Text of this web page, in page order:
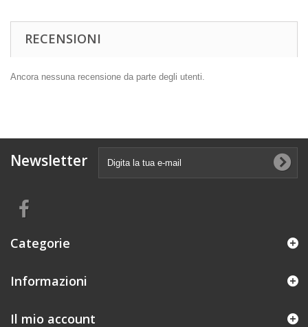
RECENSIONI
Ancora nessuna recensione da parte degli utenti.
Newsletter
Categorie
Informazioni
Il mio account